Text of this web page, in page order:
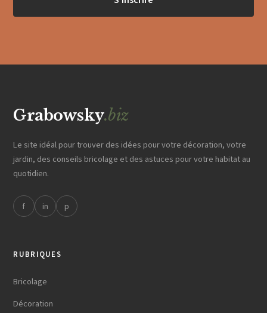
Grabowsky.biz
Le site idéal pour trouver des idées pour votre décoration, votre
jardin, des conseils bricolage et des astuces pour votre habitat au
quotidien.
f in p
RUBRIQUES
Bricolage
Décoration